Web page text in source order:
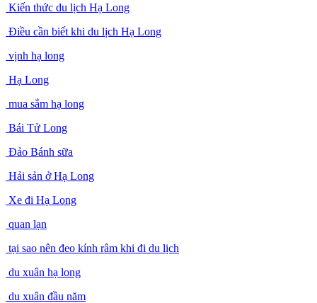
Kiến thức du lịch Hạ Long
Điều cần biết khi du lịch Hạ Long
vịnh hạ long
Hạ Long
mua sắm hạ long
Bái Tử Long
Đảo Bánh sữa
Hải sản ở Hạ Long
Xe đi Hạ Long
quan lạn
tại sao nên đeo kính râm khi đi du lịch
du xuân hạ long
du xuân đầu năm